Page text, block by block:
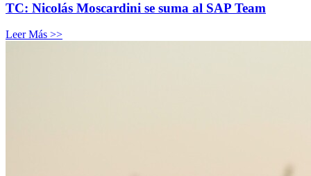
TC: Nicolás Moscardini se suma al SAP Team
Leer Más >>